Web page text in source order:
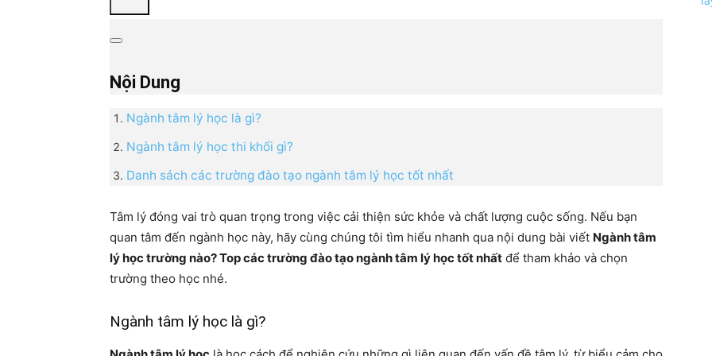
Nội Dung
Ngành tâm lý học là gì?
Ngành tâm lý học thi khối gì?
Danh sách các trường đào tạo ngành tâm lý học tốt nhất
Tâm lý đóng vai trò quan trọng trong việc cải thiện sức khỏe và chất lượng cuộc sống. Nếu bạn
quan tâm đến ngành học này, hãy cùng chúng tôi tìm hiểu nhanh qua nội dung bài viết Ngành tâm
lý học trường nào? Top các trường đào tạo ngành tâm lý học tốt nhất để tham khảo và chọn
trường theo học nhé.
Ngành tâm lý học là gì?